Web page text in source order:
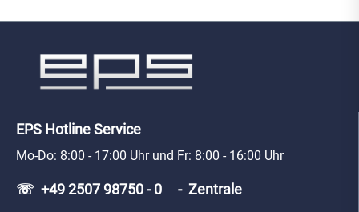
EPS Hotline Service
Mo-Do: 8:00 - 17:00 Uhr und Fr: 8:00 - 16:00 Uhr
☏ +49 2507 98750 - 0 - Zentrale